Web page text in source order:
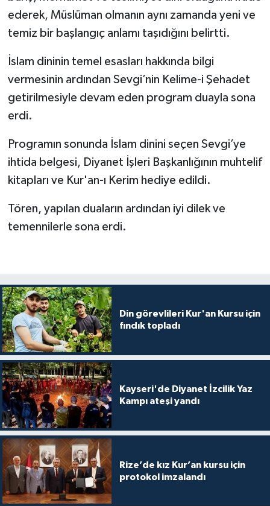
ederek, Müslüman olmanın aynı zamanda yeni ve
temiz bir başlangıç anlamı taşıdığını belirtti.
İslam dininin temel esasları hakkında bilgi
vermesinin ardından Sevgi’nin Kelime-i Şehadet
getirilmesiyle devam eden program duayla sona
erdi.
Programın sonunda İslam dinini seçen Sevgi’ye
ihtida belgesi, Diyanet İşleri Başkanlığının muhtelif
kitapları ve Kur'an-ı Kerim hediye edildi.
Tören, yapılan duaların ardından iyi dilek ve
temennilerle sona erdi.
Din görevlileri Kur'an Kursu için
fındık topladı
Kayseri'de Diyanet İzcilik Yaz
Kampı ateşi yandı
Rize’de kız Kur’an kursu için
protokol imzalandı
Burdur Müftülüğü
Bursa Müftülüğü
Çorum Müftülüğü
Denizli Müftülüğü
Diyarbakır Müftülüğü
Elazığ Müftülüğü
Erzincan Müftülüğü
Erzurum Müftülüğü
Eskişehir Müftülüğü
Gaziantep Müftülüğü
Giresun Müftülüğü
Gümüşhane Müftülüğü
Ekonomi
Duyurular
Biyografiler
Diyanet TV
İhtida Haberleri